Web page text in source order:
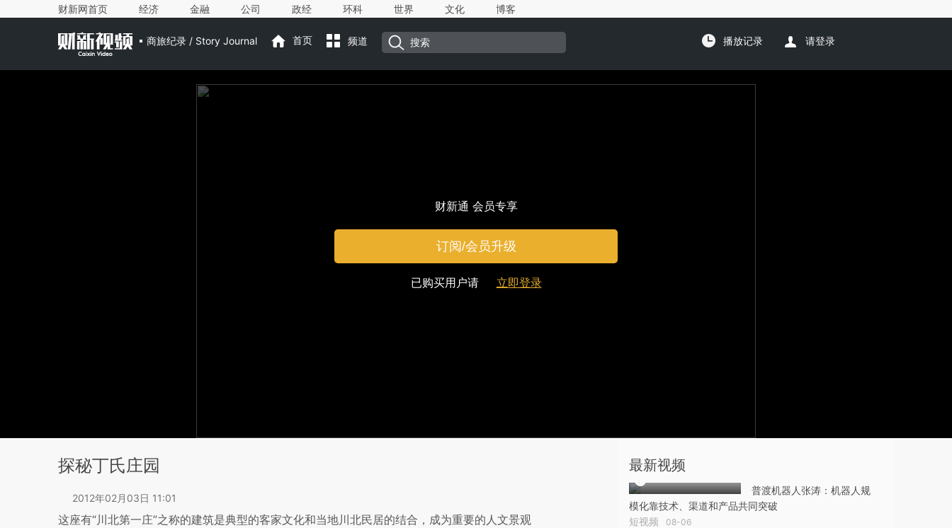
财新网首页 经济 金融 公司 政经 环科 世界 文化 博客
商旅纪录 / Story Journal 首页 频道 播放记录 请登录
财新通 会员专享
订阅/会员升级
已购买用户请 立即登录
探秘丁氏庄园
2012年02月03日 11:01
这座有“川北第一庄”之称的建筑是典型的客家文化和当地川北民居的结合，成为重要的人文景观
最新视频
普渡机器人张涛：机器人规
模化靠技术、渠道和产品共同突破
短视频 08-06